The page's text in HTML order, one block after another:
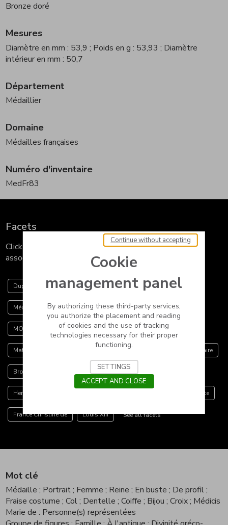
Bronze doré
Mesures
Diamètre en mm : 53,9; Poids en g : 53,93; Diamètre
intérieur en mm : 50,7
Département
Médaillier
Domaine
Médailles françaises
Numéro d'inventaire
MedFr83
Facets
Click on a term to see all the works in our collections
associated with it.
Dupré Guillaume Numismatique Médaille
Médaille française Médaillier Dénomination
MONNAIES ET MEDAILLES Médaille Europe
Alliage binaire
Bronze Mode d'acquisition inconnu
Hercule Amphitrite
France Christine de Louis XIII See all facets
Mot clé
Médaille; Portrait; Femme; Reine; En buste; De profil;
Fraise costume; Col; Dentelle; Coiffe; Bijou; Croix; Médicis
Marie de : Personne(s) représentées
Cookie
management panel
By authorizing these third-party services,
you authorize the placement and reading
of cookies and the use of tracking
technologies necessary for their proper
functioning.
Continue without accepting
SETTINGS
ACCEPT AND CLOSE